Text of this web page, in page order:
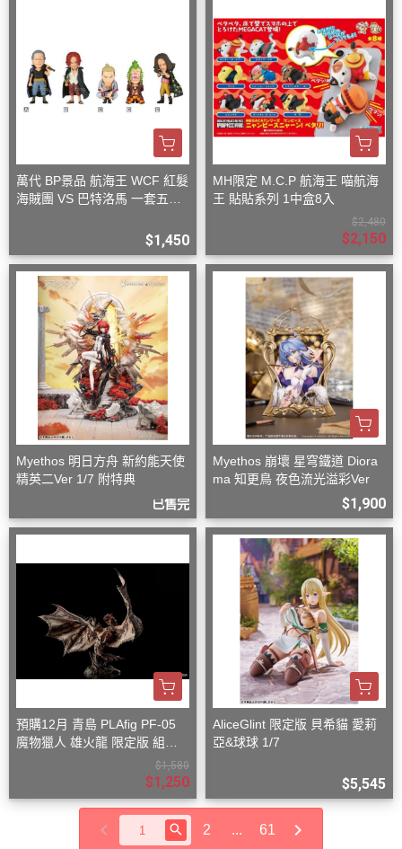
萬代 BP景品 航海王 WCF 紅髮
海賊團 VS 巴特洛馬 一套五款
$1,450
MH限定 M.C.P 航海王 喵航海
王 貼貼系列 1中盒8入
$2,480
$2,150
Myethos 明日方舟 新約能天使
精英二Ver 1/7 附特典
已售完
Myethos 崩壞 星穹鐵道 Diora
ma 知更鳥 夜色流光溢彩Ver
$1,900
預購12月 青島 PLAfig PF-05
魔物獵人 雄火龍 限定版 組裝
$1,580
$1,250
AliceGlint 限定版 貝希貓 愛莉
亞&球球 1/7
$5,545
2 ... 61